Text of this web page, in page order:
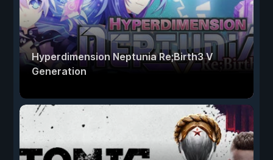
Hyperdimension Neptunia Re;Birth3 V
Generation